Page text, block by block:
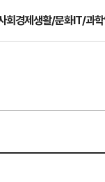
회경제생활/문화IT/과학